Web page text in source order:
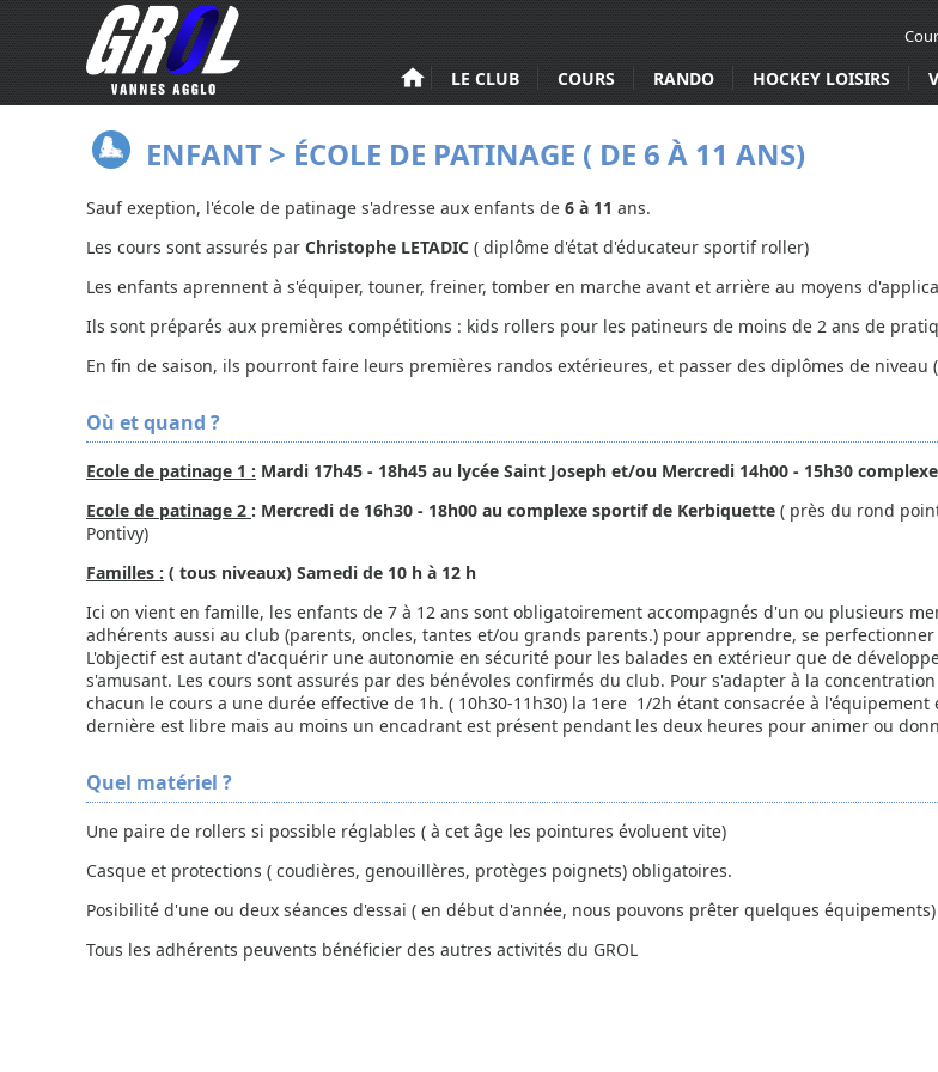
Aller au contenu principal
LE CLUB COURS RANDO HOCKEY LOISIRS
ENFANT > ÉCOLE DE PATINAGE ( DE 6 À 11 ANS)
Sauf exeption, l'école de patinage s'adresse aux enfants de 6 à 11 ans.
Les cours sont assurés par Christophe LETADIC ( diplôme d'état d'éducateur sportif roller)
Les enfants aprennent à s'équiper, touner, freiner, tomber en marche avant et arrière au moyens
Ils sont préparés aux premières compétitions : kids rollers pour les patineurs de moins de 2 ans de
En fin de saison, ils pourront faire leurs premières randos extérieures, et passer des diplômes de niveau
Où et quand ?
Ecole de patinage 1 : Mardi 17h45 - 18h45 au lycée Saint Joseph et/ou Mercredi 14h00 - 15h30
Ecole de patinage 2 : Mercredi de 16h30 - 18h00 au complexe sportif de Kerbiquette ( près du rond
Pontivy)
Familles : ( tous niveaux) Samedi de 10 h à 12 h
Ici on vient en famille, les enfants de 7 à 12 ans sont obligatoirement accompagnés d'un ou plusieurs
adhérents aussi au club (parents, oncles, tantes et/ou grands parents.) pour apprendre, se
L'objectif est autant d'acquérir une autonomie en sécurité pour les balades en extérieur que de
s'amusant. Les cours sont assurés par des bénévoles confirmés du club. Pour s'adapter à la
chacun le cours a une durée effective de 1h. ( 10h30-11h30) la 1ere 1/2h étant consacrée à l'équipement
dernière est libre mais au moins un encadrant est présent pendant les deux heures pour animer ou
Quel matériel ?
Une paire de rollers si possible réglables ( à cet âge les pointures évoluent vite)
Casque et protections ( coudières, genouillères, protèges poignets) obligatoires.
Posibilité d'une ou deux séances d'essai ( en début d'année, nous pouvons prêter quelques équipements)
Tous les adhérents peuvents bénéficier des autres activités du GROL